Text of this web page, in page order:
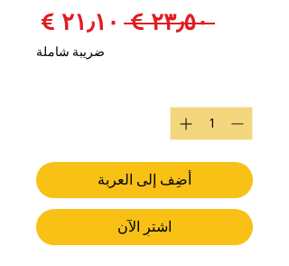
‏٢٣٫٥٠ € سعر عادي
ضريبة شاملة
أضِف إلى العربة
اشترِ الآن